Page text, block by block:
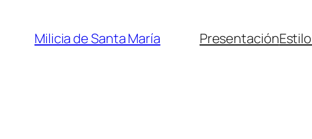
contenido
Milicia de Santa María Presentación